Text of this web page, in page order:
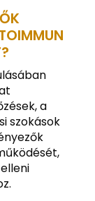
a
szokások